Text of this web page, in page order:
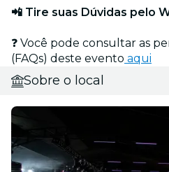
📲 Tire suas Dúvidas pelo
❓ Você pode consultar as
(FAQs) deste evento aqui
Sobre o local